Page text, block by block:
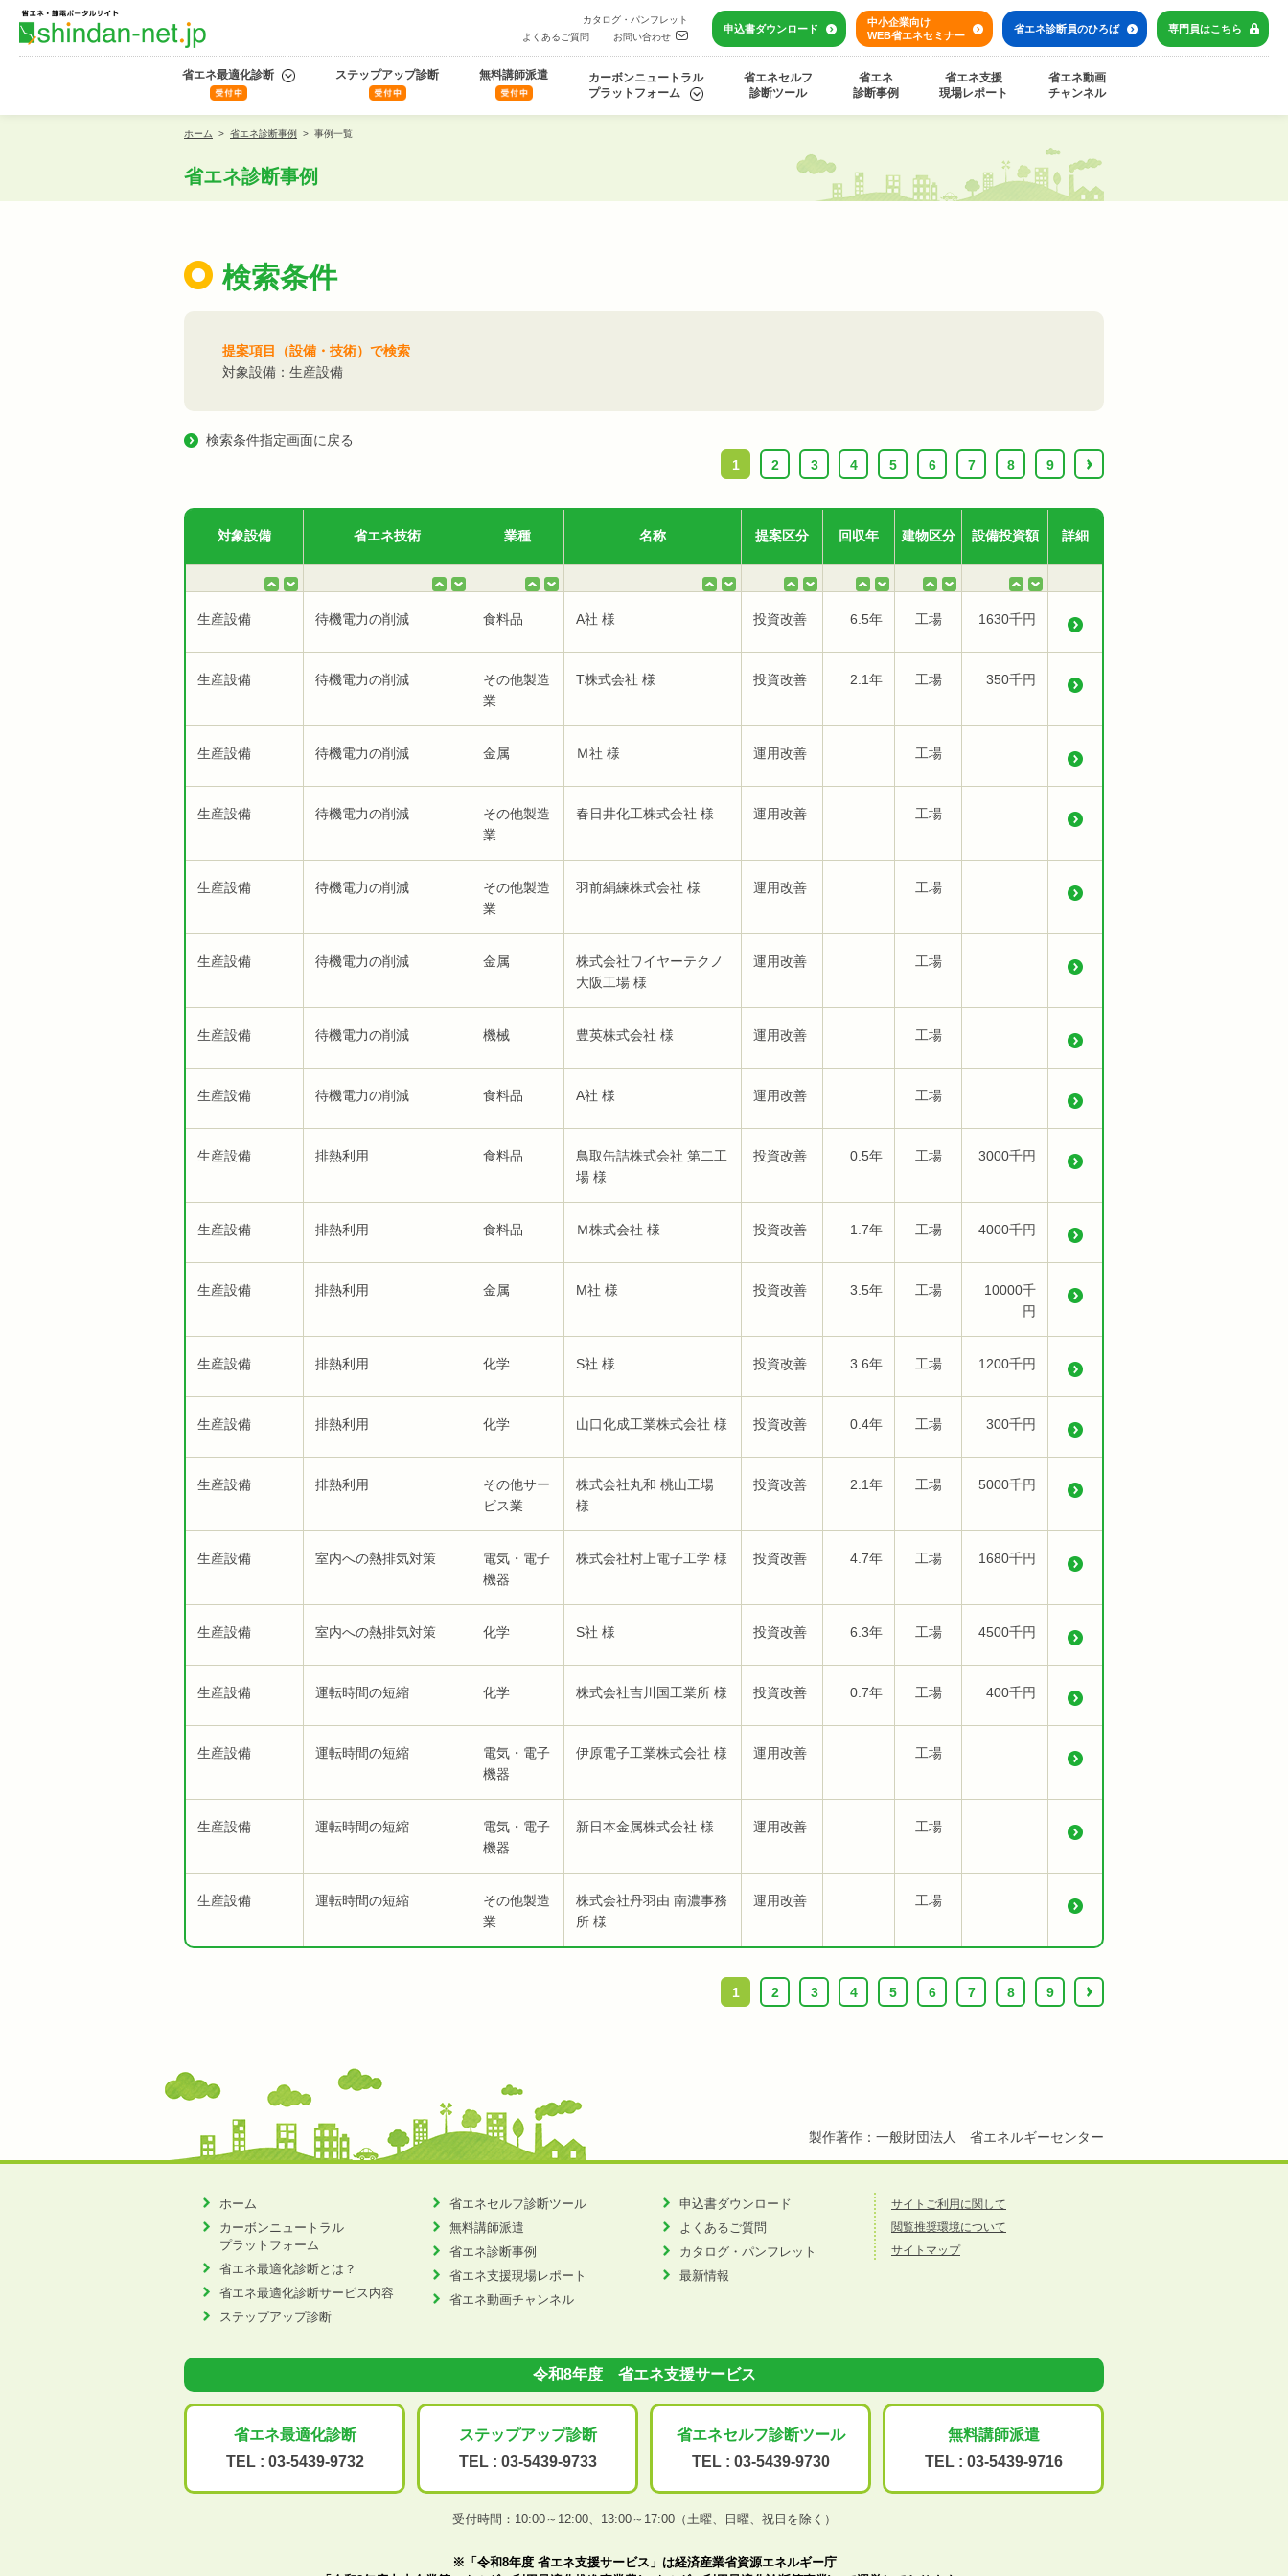
カタログ・パンフレット
よくあるご質問
お問い合わせ
申込書ダウンロード
中小企業向け
WEB省エネセミナー
省エネ診断員のひろば 専門員はこちら
省エネ最適化診断 ステップアップ診断 無料講師派遣
カーボンニュートラル
プラットフォーム
省エネセルフ
診断ツール
省エネ
診断事例
省エネ支援
現場レポート
省エネ動画
チャンネル
ホーム > 省エネ診断事例 > 事例一覧
省エネ診断事例
検索条件
提案項目（設備・技術）で検索
対象設備：生産設備
検索条件指定画面に戻る
1
2 3 4 5 6 7 8 9 ›
対象設備 省エネ技術 業種 名称 提案区分 回収年 建物区分 設備投資額 詳細
生産設備 待機電力の削減 食料品 A社 様 投資改善 6.5年 工場 1630千円
生産設備 待機電力の削減
その他製造
業
T株式会社 様 投資改善 2.1年 工場 350千円
生産設備 待機電力の削減 金属 Ｍ社 様 運用改善 工場
生産設備 待機電力の削減
その他製造
業
春日井化工株式会社 様 運用改善 工場
生産設備 待機電力の削減
その他製造
業
羽前絹練株式会社 様 運用改善 工場
生産設備 待機電力の削減 金属
株式会社ワイヤーテクノ
大阪工場 様
運用改善 工場
生産設備 待機電力の削減 機械 豊英株式会社 様 運用改善 工場
生産設備 待機電力の削減 食料品 A社 様 運用改善 工場
生産設備 排熱利用 食料品
鳥取缶詰株式会社 第二工
場 様
投資改善 0.5年 工場 3000千円
生産設備 排熱利用 食料品 Ｍ株式会社 様 投資改善 1.7年 工場 4000千円
生産設備 排熱利用 金属 M社 様 投資改善 3.5年 工場
10000千
円
生産設備 排熱利用 化学 S社 様 投資改善 3.6年 工場 1200千円
生産設備 排熱利用 化学 山口化成工業株式会社 様 投資改善 0.4年 工場 300千円
生産設備 排熱利用
その他サー
ビス業
株式会社丸和 桃山工場
様
投資改善 2.1年 工場 5000千円
生産設備 室内への熱排気対策
電気・電子
機器
株式会社村上電子工学 様 投資改善 4.7年 工場 1680千円
生産設備 室内への熱排気対策 化学 S社 様 投資改善 6.3年 工場 4500千円
生産設備 運転時間の短縮 化学 株式会社吉川国工業所 様 投資改善 0.7年 工場 400千円
生産設備 運転時間の短縮
電気・電子
機器
伊原電子工業株式会社 様 運用改善 工場
生産設備 運転時間の短縮
電気・電子
機器
新日本金属株式会社 様 運用改善 工場
生産設備 運転時間の短縮
その他製造
業
株式会社丹羽由 南濃事務
所 様
運用改善 工場
1 2 3 4 5 6 7 8 9 ›
製作著作：一般財団法人 省エネルギーセンター
ホーム
カーボンニュートラル
プラットフォーム
省エネ最適化診断とは？
省エネ最適化診断サービス内容
ステップアップ診断
省エネセルフ診断ツール
無料講師派遣
省エネ診断事例
省エネ支援現場レポート
省エネ動画チャンネル
申込書ダウンロード
よくあるご質問
カタログ・パンフレット
最新情報
サイトご利用に関して
閲覧推奨環境について
サイトマップ
令和8年度 省エネ支援サービス
省エネ最適化診断
TEL : 03-5439-9732
ステップアップ診断
TEL : 03-5439-9733
省エネセルフ診断ツール
TEL : 03-5439-9730
無料講師派遣
TEL : 03-5439-9716
受付時間：10:00～12:00、 13:00～17:00（土曜、日曜、祝日を除く）
※「令和8年度 省エネ支援サービス」は経済産業省資源エネルギー庁